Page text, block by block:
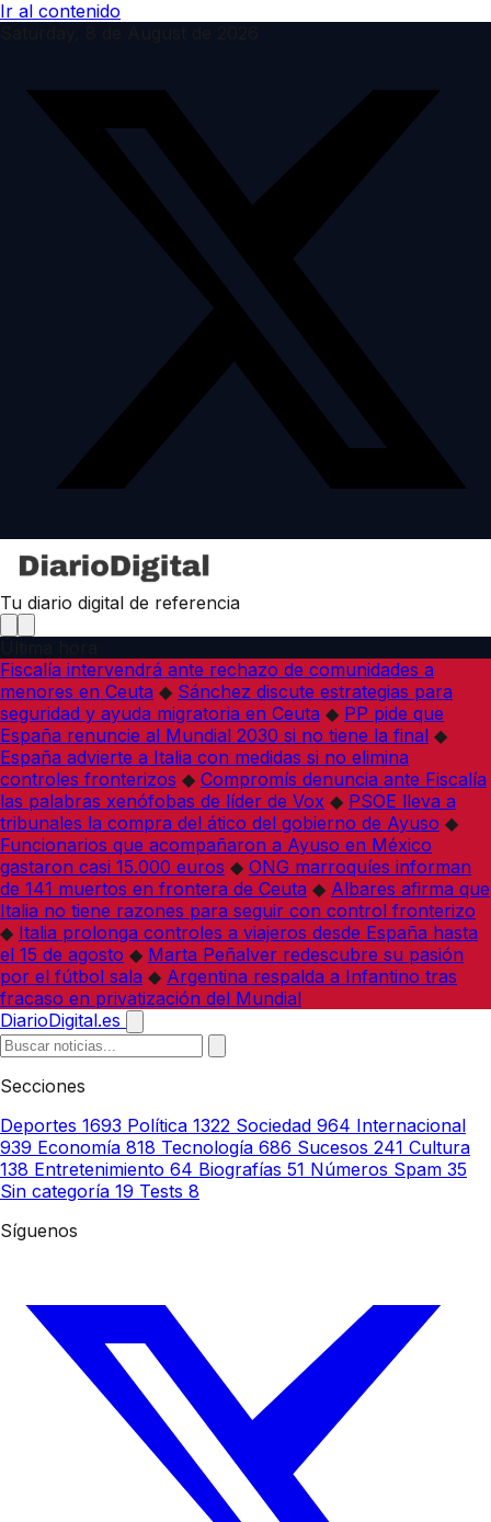
Ir al contenido
Tu diario digital de referencia
Fiscalía intervendrá ante rechazo de comunidades a
menores en Ceuta ◆ Sánchez discute estrategias para
seguridad y ayuda migratoria en Ceuta ◆ PP pide que
España renuncie al Mundial 2030 si no tiene la final ◆
España advierte a Italia con medidas si no elimina
controles fronterizos ◆ Compromís denuncia ante Fiscalía
las palabras xenófobas de líder de Vox ◆ PSOE lleva a
tribunales la compra del ático del gobierno de Ayuso ◆
Funcionarios que acompañaron a Ayuso en México
gastaron casi 15.000 euros ◆ ONG marroquíes informan
de 141 muertos en frontera de Ceuta ◆ Albares afirma que
Italia no tiene razones para seguir con control fronterizo
◆ Italia prolonga controles a viajeros desde España hasta
el 15 de agosto ◆ Marta Peñalver redescubre su pasión
por el fútbol sala ◆ Argentina respalda a Infantino tras
fracaso en privatización del Mundial
DiarioDigital.es
Secciones
Deportes 1693 Política 1322 Sociedad 964 Internacional
939 Economía 818 Tecnología 686 Sucesos 241 Cultura
138 Entretenimiento 64 Biografías 51 Números Spam 35
Sin categoría 19 Tests 8
Síguenos